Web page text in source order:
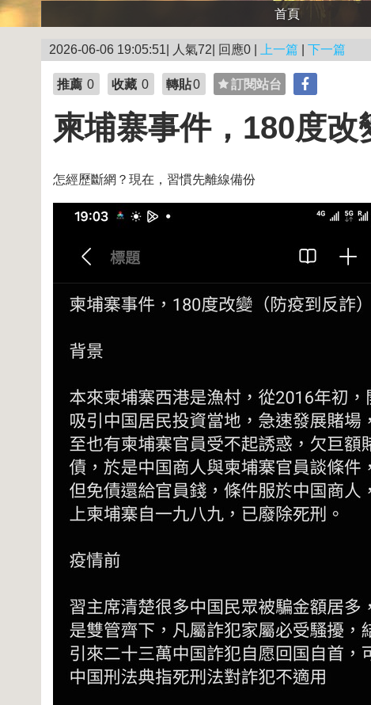
首頁
2026-06-06 19:05:51| 人氣72| 回應0 | 上一篇 下一篇
推薦 0 收藏 0 轉貼0 訂閱站台
柬埔寨事件，180度改
怎經歷斷網？現在，習慣先離線備份